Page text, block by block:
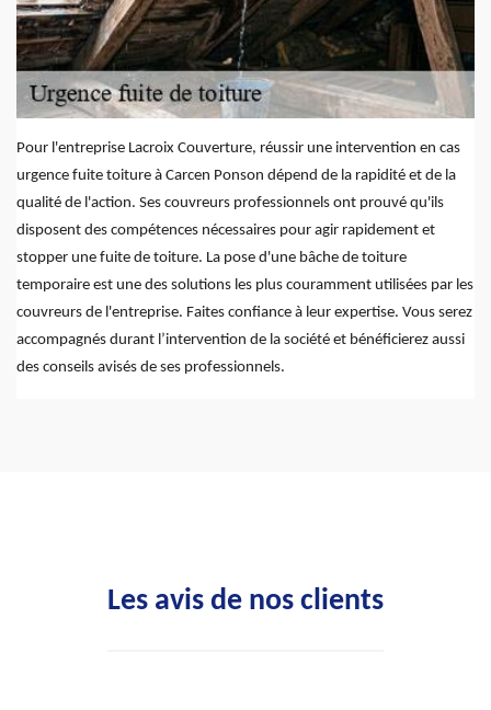
Pour l'entreprise Lacroix Couverture, réussir une intervention en cas
urgence fuite toiture à Carcen Ponson dépend de la rapidité et de la
qualité de l'action. Ses couvreurs professionnels ont prouvé qu'ils
disposent des compétences nécessaires pour agir rapidement et
stopper une fuite de toiture. La pose d'une bâche de toiture
temporaire est une des solutions les plus couramment utilisées par les
couvreurs de l'entreprise. Faites confiance à leur expertise. Vous serez
accompagnés durant l’intervention de la société et bénéficierez aussi
des conseils avisés de ses professionnels.
Les avis de nos clients